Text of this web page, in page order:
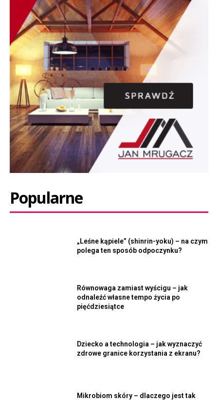
Popularne
„Leśne kąpiele” (shinrin-yoku) – na czym
polega ten sposób odpoczynku?
Równowaga zamiast wyścigu – jak
odnaleźć własne tempo życia po
pięćdziesiątce
Dziecko a technologia – jak wyznaczyć
zdrowe granice korzystania z ekranu?
Mikrobiom skóry – dlaczego jest tak